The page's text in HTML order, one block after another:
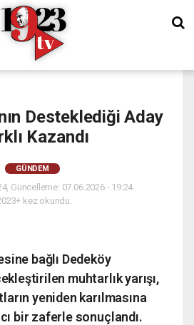
Desteklediği Aday
Kazandı
GÜNDEM
Güncelleme: 07.06.2026 - 19:24
kez okundu.
bağlı Dedeköy
muhtarlık yarışı,
yeniden karılmasına
bir zaferle sonuçlandı.